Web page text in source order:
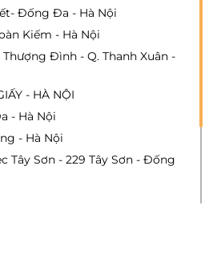
Đống Đa - Hà Nội
Kiếm - Hà Nội
Đình - Q. Thanh Xuân -
- HÀ NỘI
- Hà Nội
- Hà Nội
Tây Sơn - 229 Tây Sơn - Đống
HCM
– Q.3 – HCM.